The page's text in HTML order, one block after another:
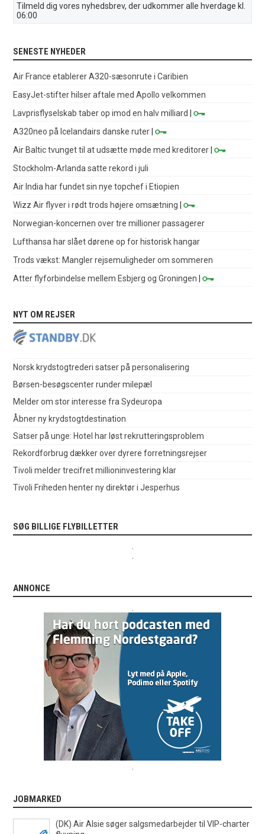
Tilmeld dig vores nyhedsbrev, der udkommer alle hverdage kl.
06:00
SENESTE NYHEDER
Air France etablerer A320-sæsonrute i Caribien
EasyJet-stifter hilser aftale med Apollo velkommen
Lavprisflyselskab taber op imod en halv milliard
|
A320neo på Icelandairs danske ruter |
Air Baltic tvunget til at udsætte møde med kreditorer |
Stockholm-Arlanda satte rekord i juli
Air India har fundet sin nye topchef i Etiopien
Wizz Air flyver i rødt trods højere omsætning |
Norwegian-koncernen over tre millioner passagerer
Lufthansa har slået dørene op for historisk hangar
Trods vækst: Mangler rejsemuligheder om sommeren
Atter flyforbindelse mellem Esbjerg og Groningen |
NYT OM REJSER
Norsk krydstogtrederi satser på personalisering
Børsen-besøgscenter runder milepæl
Melder om stor interesse fra Sydeuropa
Åbner ny krydstogtdestination
Satser på unge: Hotel har løst rekrutteringsproblem
Rekordforbrug dækker over dyrere forretningsrejser
Tivoli melder trecifret millioninvestering klar
Tivoli Friheden henter ny direktør i Jesperhus
SØG BILLIGE FLYBILLETTER
ANNONCE
JOBMARKED
(DK) Air Alsie søger salgsmedarbejder til VIP-charter